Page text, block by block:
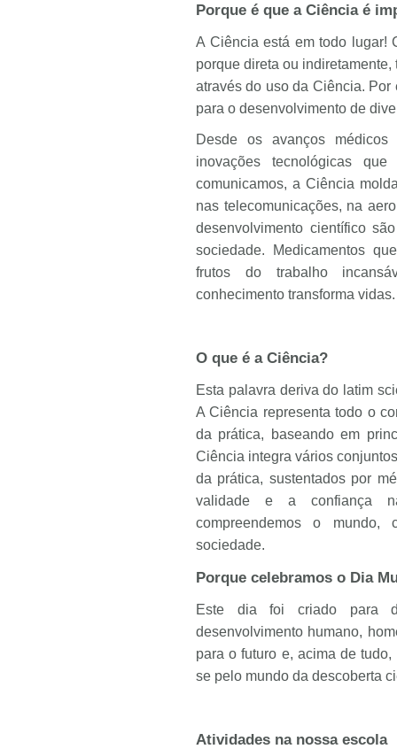
Porque é que a Ciência é
A Ciência está em todo lugar!
porque direta ou
através do uso da Ciência. Por
para o desenvolvimento de
Desde os avanços
inovações tecnológicas
comunicamos, a Ciência
nas telecomunicações, na
desenvolvimento científico
sociedade. Medicamentos
frutos do trabalho
conhecimento transforma vidas.
O que é a Ciência?
Esta palavra deriva do latim
A Ciência representa todo o
da prática, baseando em
Ciência integra vários
da prática, sustentados por
validade e a confiança
compreendemos o mundo,
sociedade.
Porque celebramos o Dia
Este dia foi criado para
desenvolvimento humano,
para o futuro e, acima de
se pelo mundo da descoberta
Atividades na nossa escola